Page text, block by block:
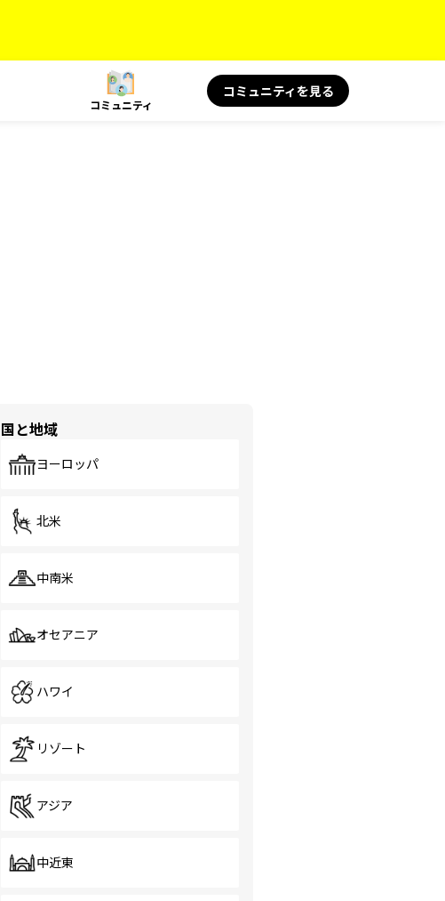
コミュニティ
コミュニティを見る
国と地域
ヨーロッパ
北米
中南米
オセアニア
ハワイ
リゾート
アジア
中近東